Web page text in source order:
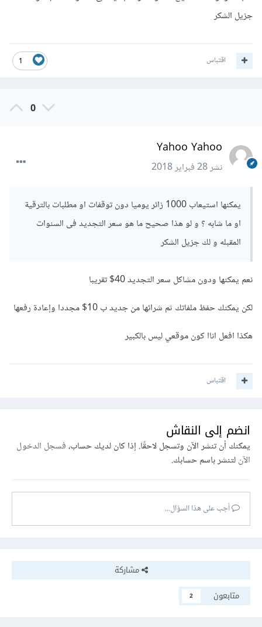
جزيل الشكر
1 اقتباس
0
Yahoo Yahoo
نشر28 فبراير 2018
يمكنها استيعاب 1000 زائر يوميا دون توقفات او مطلبات بالترقية
او ما شابه ؟ و لو هذا صحيح ما هو سعر التجديد فى السنوات
المقبله و لك جزيل الشكر
نعم يمكنها ودون مشاكل سعر التجديد 40$ تقريبا
لكن يمكنك حفظ ملفاتك ثم شرائها من جديد ب 10$ مجددا وإعادة رفعها
هكذا افعل اناا كون موقعي ليس بالكبير
اقتباس
انضم إلى النقاش
يمكنك أن تنشر الآن وتسجل لاحقًا. إذا كان لديك حساب،فسجل الدخول
الآنلتنشر باسم حسابك.
أجب على هذا السؤال...
مشاركة
متابعون
2